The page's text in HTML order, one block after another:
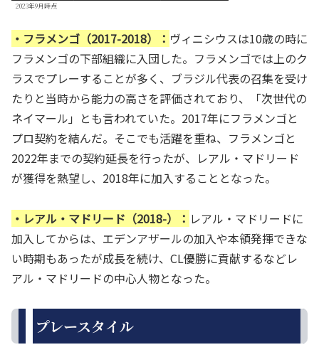
2023年9月時点
・フラメンゴ（2017-2018）： ヴィニシウスは10歳の時に
フラメンゴの下部組織に入団した。フラメンゴでは上のク
ラスでプレーすることが多く、ブラジル代表の召集を受け
たりと当時から能力の高さを評価されており、「次世代の
ネイマール」とも言われていた。2017年にフラメンゴと
プロ契約を結んだ。そこでも活躍を重ね、フラメンゴと
2022年までの契約延長を行ったが、レアル・マドリード
が獲得を熱望し、2018年に加入することとなった。
・レアル・マドリード（2018-）： レアル・マドリードに
加入してからは、エデンアザールの加入や本領発揮できな
い時期もあったが成長を続け、CL優勝に貢献するなどレ
アル・マドリードの中心人物となった。
プレースタイル